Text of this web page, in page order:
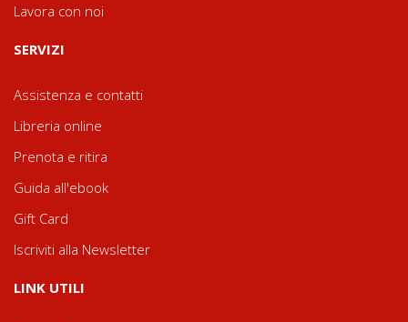
Lavora con noi
SERVIZI
Assistenza e contatti
Libreria online
Prenota e ritira
Guida all'ebook
Gift Card
Iscriviti alla Newsletter
LINK UTILI